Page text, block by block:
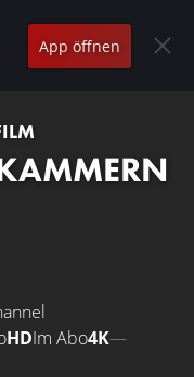
App öffnen
HDIm Abo4K—